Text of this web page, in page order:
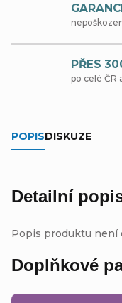
PŘES
po celé ČR
POPISDISKUZE
Detailní
Popis produktu není
Doplňkové